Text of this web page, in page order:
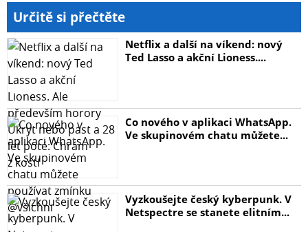
Určitě si přečtěte
Netflix a další na víkend: nový
Ted Lasso a akční Lioness....
Co nového v aplikaci WhatsApp.
Ve skupinovém chatu můžete...
Vyzkoušejte český kyberpunk. V
Netspectre se stanete elitním...